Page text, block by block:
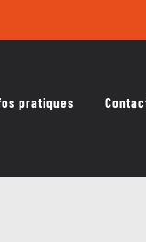
pratiques